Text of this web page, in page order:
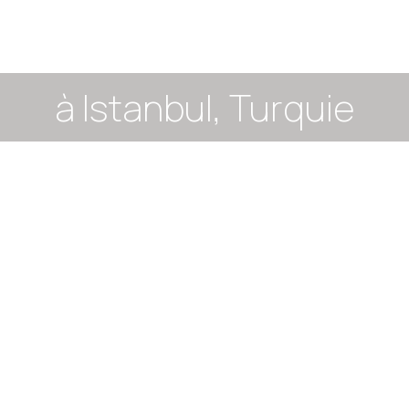
à Istanbul, Turquie